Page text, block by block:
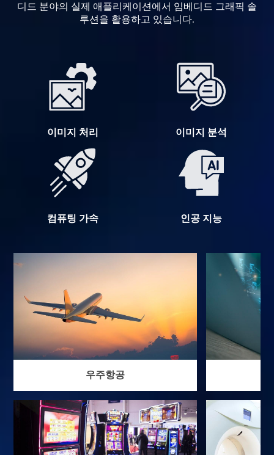
디드 분야의 실제 애플리케이션에서 임베디드 그래픽 솔
루션을 활용하고 있습니다.
이미지 처리 이미지 분석
컴퓨팅 가속 인공 지능
우주항공